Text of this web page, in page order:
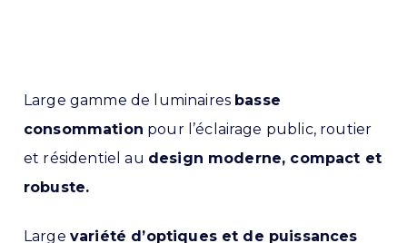
Large gamme de luminaires basse
consommation pour l’éclairage public, routier
et résidentiel au design moderne, compact et
robuste.
Large variété d’optiques et de puissances